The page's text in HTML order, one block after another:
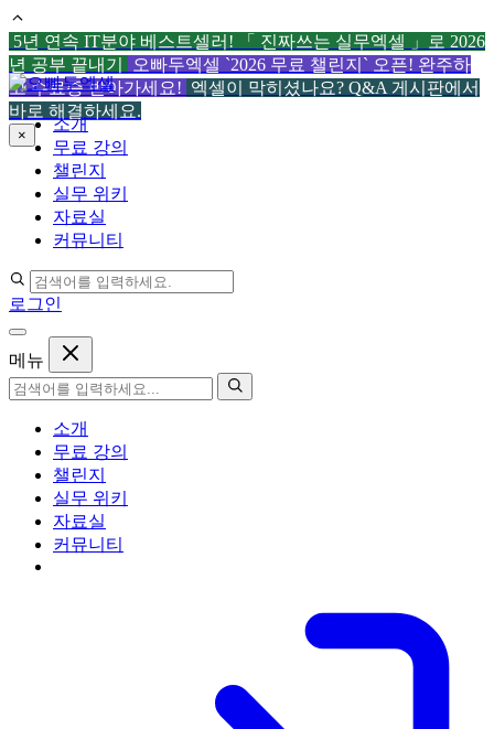
5년 연속 IT분야 베스트셀러! 「 진짜쓰는 실무엑셀 」로 2026
년 공부 끝내기
오빠두엑셀 `2026 무료 챌린지` 오픈! 완주하
고 수료증 받아가세요! 엑셀이 막히셨나요? Q&A 게시판에서
바로 해결하세요.
×
컨
텐
츠
로
소개
무료 강의
챌린지
실무 위키
자료실
커뮤니티
로그인
메뉴
소개
무료 강의
챌린지
실무 위키
자료실
커뮤니티